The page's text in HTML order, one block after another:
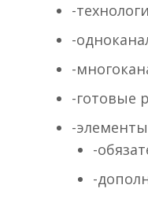
-
-
-
-готовые
-
-
-